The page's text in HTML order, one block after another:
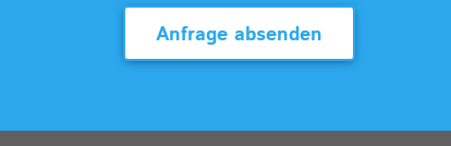
Anfrage absenden